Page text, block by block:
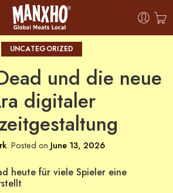
UNCATEGORIZED
und die neue
digitaler
. Posted on June 13, 2026
heute für viele Spieler eine